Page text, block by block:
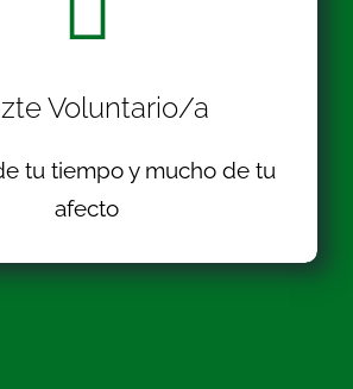
Voluntario/a
tu tiempo y mucho de tu
afecto